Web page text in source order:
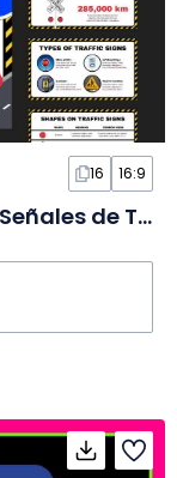
16 16:9
Taller Teórico de Conducción: Señales de Tráfico en Diapositivas